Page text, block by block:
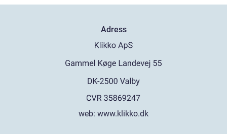
Adress
web: www.klikko.dk